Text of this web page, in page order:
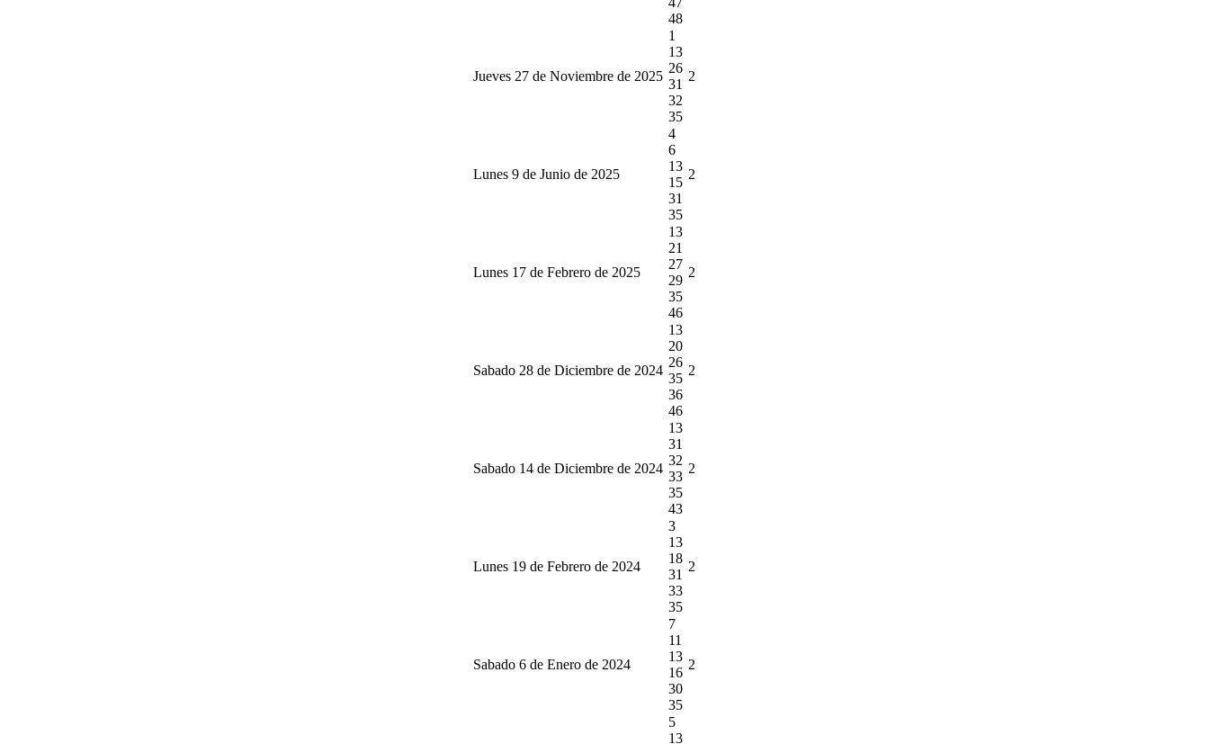
48
Jueves 27 de Noviembre de 2025
1
13
26
31
32
35
2
Lunes 9 de Junio de 2025
4
6
13
15
31
35
2
Lunes 17 de Febrero de 2025
13
21
27
29
35
46
2
Sabado 28 de Diciembre de 2024
13
20
26
35
36
46
2
Sabado 14 de Diciembre de 2024
13
31
32
33
35
43
2
Lunes 19 de Febrero de 2024
3
13
18
31
33
35
2
Sabado 6 de Enero de 2024
7
11
13
16
30
35
2
5
13